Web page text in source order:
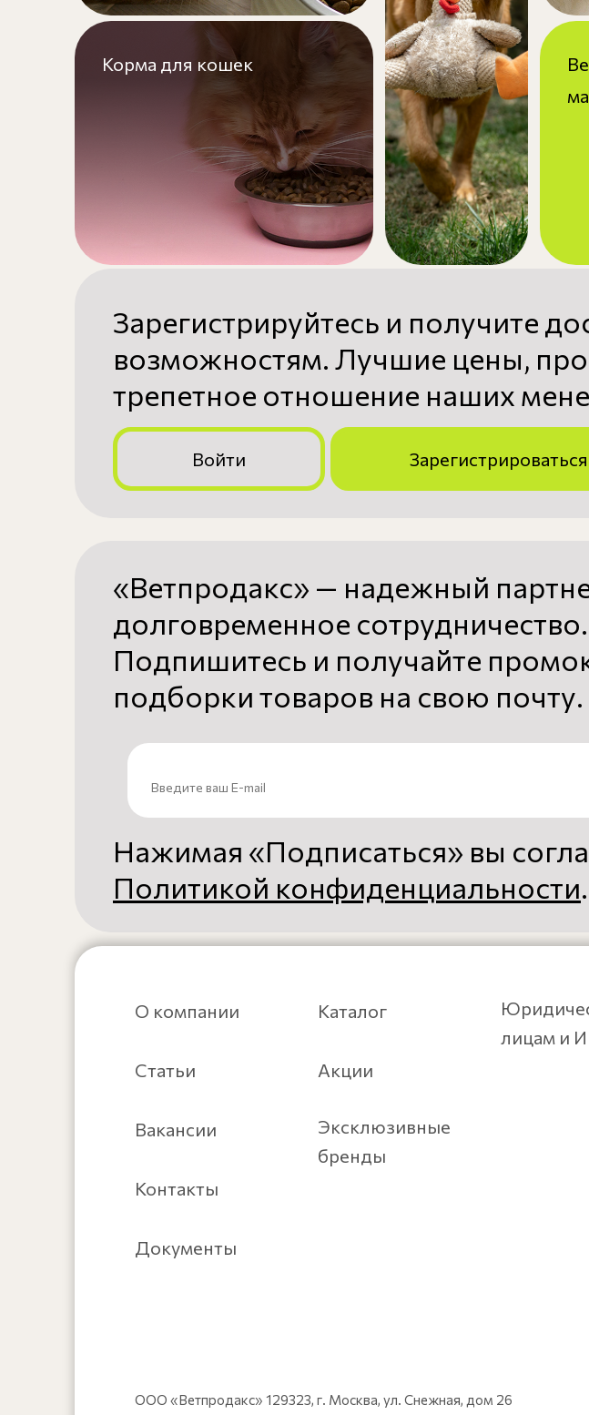
Корма для кошек
Зарегистрируйтесь и получите
возможностям. Лучшие цены,
трепетное отношение наших
Войти Зарегистрироваться
«Ветпродакс» — надежный
долговременное сотрудничество.
Подпишитесь и получайте
подборки товаров на свою почту.
Нажимая «Подписаться» вы
Политикой конфиденциальности.
О компании
Статьи
Вакансии
Контакты
Документы
Каталог
Акции
Эксклюзивные
бренды
лицам и
ООО «Ветпродакс» 129323, г. Москва, ул. Снежная, дом 26